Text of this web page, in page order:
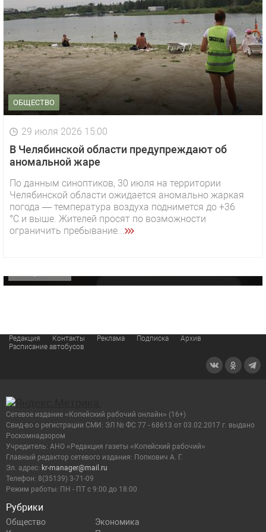
ОБЩЕСТВО
29 июля 2026 15:00
В Челябинской области предупреждают об
аномальной жаре
По данным синоптиков, 30 июля на территории
Челябинской области ожидается аномально жаркая
погода — температура воздуха поднимется до +36
°C и выше. Жителей просят по возможности
ограничить пребывание...
1 видео СМОТРЕТЬ
29 октября 2025 15:50
«Звезда» Метрана стала главным героем нового
Редакция Контакты Реклама Подписка
Архив
Расписание автобусов
Рубрики
Общество
Экономика
Сетевое издание «Копейский рабочий онлайн» (16+)
Cвид-во о регистрации СМИ: ЭЛ № ФС 77 - 68613 от 03.02.2017 г. выдано
Роскомнадзором
Учредитель: АНО «Редакция газеты «Копейский рабочий»
Главный редактор сетевого издания: Попкович А. Г.
Эл. адрес: kr-manager@mail.ru
Телефон: 8(35139) 3-71-09
Режим работы: ПН - ПТ с 9:00 до 18:00